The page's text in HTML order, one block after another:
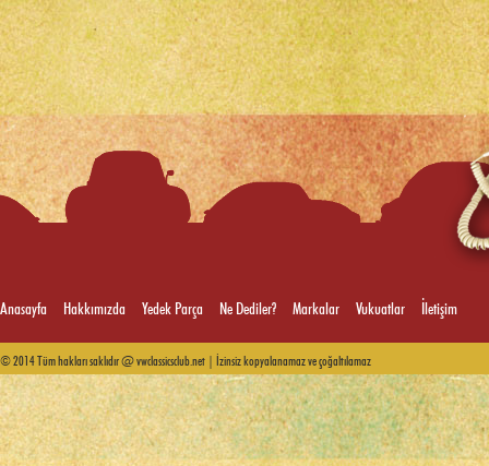
Anasayfa Hakkımızda Yedek Parça Ne Dediler? Markalar Vukuatlar İletişim
© 2014 Tüm hakları saklıdır @ vwclassicsclub.net | İzinsiz kopyalanamaz ve çoğaltılamaz